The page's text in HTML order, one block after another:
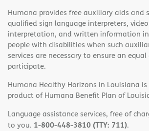
Humana provides free auxiliary aids and
qualified sign language interpreters,
interpretation, and written information
people with disabilities when such
services are necessary to ensure an
participate.
Humana Healthy Horizons in Louisiana
product of Humana Benefit Plan of
Language assistance services, free of
to you. 1-800-448-3810 (TTY: 711).